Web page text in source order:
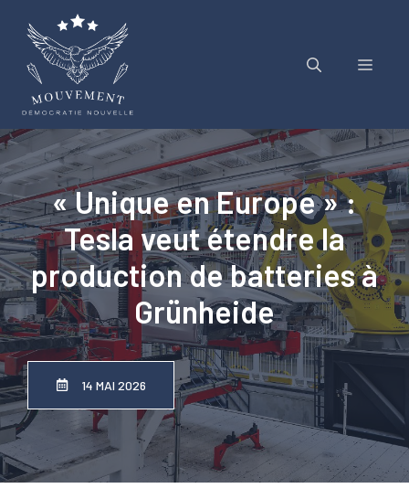
contenu
Menu
« Unique en Europe » :
Tesla veut étendre la
production de batteries à
Grünheide
14 MAI 2026